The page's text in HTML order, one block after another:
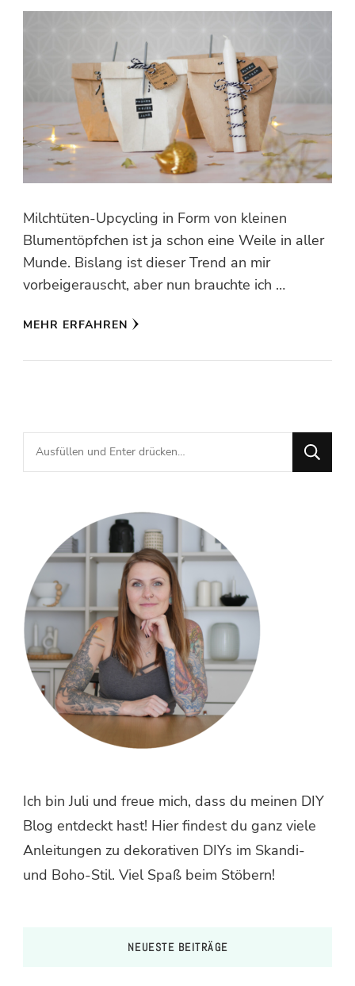
Milchtüten-Upcycling in Form von kleinen
Blumentöpfchen ist ja schon eine Weile in aller
Munde. Bislang ist dieser Trend an mir
vorbeigerauscht, aber nun brauchte ich …
MEHR ERFAHREN
Suchst
du
Ich bin Juli und freue mich, dass du meinen DIY
Blog entdeckt hast! Hier findest du ganz viele
Anleitungen zu dekorativen DIYs im Skandi-
und Boho-Stil. Viel Spaß beim Stöbern!
NEUESTE BEITRÄGE